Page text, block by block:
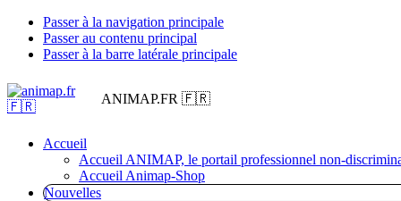
Passer à la navigation principale
Passer au contenu principal
Passer à la barre latérale principale
ANIMAP.FR 🇫🇷
Accueil
Accueil ANIMAP, le portail professionnel non-
Accueil Animap-Shop
Nouvelles